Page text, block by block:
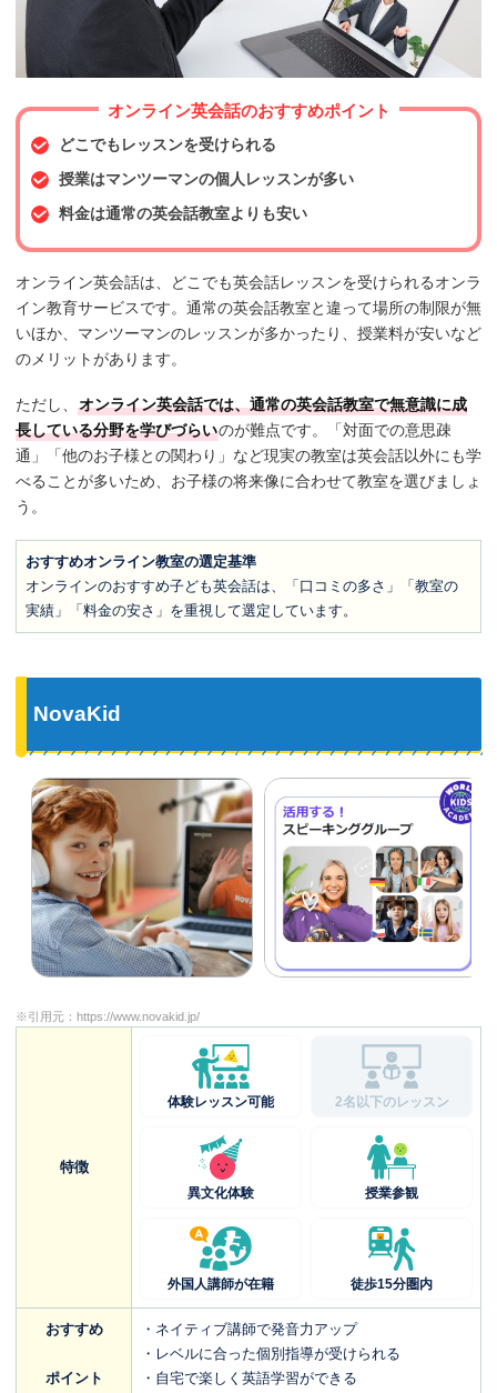
オンライン英会話のおすすめポイント
どこでもレッスンを受けられる
授業はマンツーマンの個人レッスンが多い
料金は通常の英会話教室よりも安い
オンライン英会話は、どこでも英会話レッスンを受けられるオンラ
イン教育サービスです。通常の英会話教室と違って場所の制限が無
いほか、マンツーマンのレッスンが多かったり、授業料が安いなど
のメリットがあります。
ただし、 オンライン英会話では、通常の英会話教室で無意識に成
長している分野を学びづらいのが難点です。「対面での意思疎
通」「他のお子様との関わり」など現実の教室は英会話以外にも学
べることが多いため、お子様の将来像に合わせて教室を選びましょ
う。
おすすめオンライン教室の選定基準
オンラインのおすすめ子ども英会話は、「口コミの多さ」「教室の
実績」「料金の安さ」を重視して選定しています。
NovaKid
※引用元： https://www.novakid.jp/
特徴
体験レッスン可能 2名以下のレッスン
異文化体験 授業参観
外国人講師が在籍 徒歩15分圏内
おすすめ
ポイント
・ネイティブ講師で発音力アップ
・レベルに合った個別指導が受けられる
・自宅で楽しく英語学習ができる